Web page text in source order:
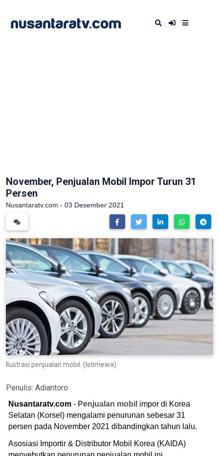
November, Penjualan Mobil Impor Turun 31
Persen
Nusantaratv.com - 03 Desember 2021
Ilustrasi penjualan mobil. (Istimewa)
Penulis: Adiantoro
Nusantaratv.com - Penjualan mobil impor di Korea
Selatan (Korsel) mengalami penurunan sebesar 31
persen pada November 2021 dibandingkan tahun lalu.
Asosiasi Importir & Distributor Mobil Korea (KAIDA)